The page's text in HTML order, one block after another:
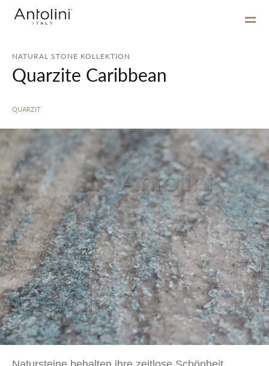
NATURAL STONE KOLLEKTION
Quarzite Caribbean
QUARZIT